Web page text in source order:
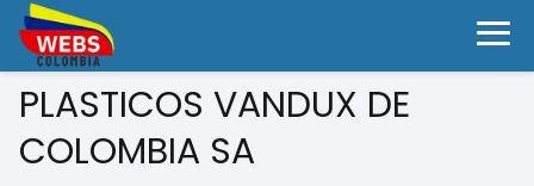
PLASTICOS VANDUX DE
COLOMBIA SA